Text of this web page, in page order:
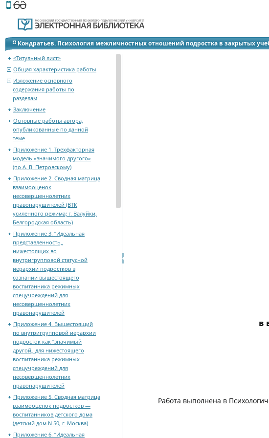
Этот сайт поддерживает
Кондратьев. Психология межличностных отношений подростка в закрытых
<Титульный лист>
Общая характеристика работы
Изложение основного
содержания работы по
разделам
Заключение
Основные работы автора,
опубликованные по данной
теме
Приложение 1. Трехфакторная
модель «значимого другого»
(по А. В. Петровскому)
Приложение 2. Сводная матрица
взаимооценок
несовершеннолетних
правонарушителей (ВТК
усиленного режима; г. Валуйки,
Белгородская область)
Приложение 3. “Идеальная
представленность„
нижестоящих во
внутригрупповой статусной
иерархии подростков в
сознании вышестоящего
воспитанника режимных
спецучреждений для
несовершеннолетних
правонарушителей
Приложение 4. Вышестоящий
по внутригрупповой иерархии
подросток как “значимый
другой„ для нижестоящего
воспитанника режимных
спецучреждений для
несовершеннолетних
правонарушителей
Приложение 5. Сводная матрица
взаимооценок подростков —
воспитанников детского дома
(детский дом N 50, г. Москва)
Приложение 6. “Идеальная
в
Работа выполнена в